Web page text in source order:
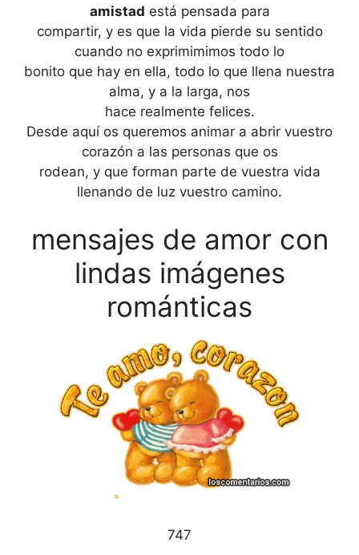
amistad está pensada para
compartir, y es que la vida pierde su sentido
cuando no exprimimimos todo lo
bonito que hay en ella, todo lo que llena nuestra
alma, y a la larga, nos
hace realmente felices.
Desde aquí os queremos animar a abrir vuestro
corazón a las personas que os
rodean, y que forman parte de vuestra vida
llenando de luz vuestro camino.
mensajes de amor con
lindas imágenes
románticas
747